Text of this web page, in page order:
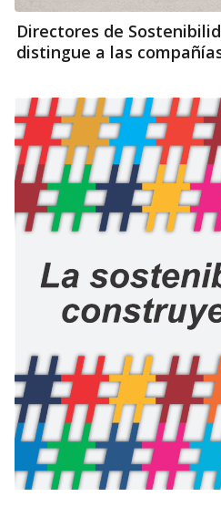
Directores de
distingue a las